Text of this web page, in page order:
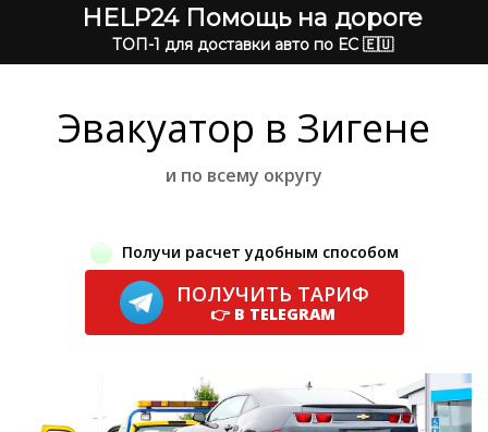
HELP24 Помощь на дороге
ТОП-1 для доставки авто по ЕС 🇪🇺
Эвакуатор в Зигене
и по всему округу
Получи расчет удобным способом
ПОЛУЧИТЬ ТАРИФ
👉 В TELEGRAM